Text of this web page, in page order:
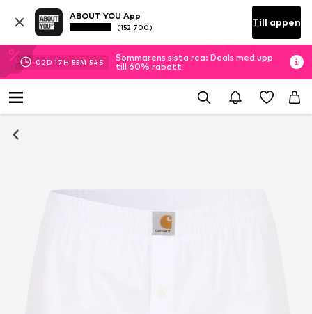
ABOUT YOU App
(152 700) Till appen
02D 17H 55M 53 S
Sommarens sista rea: Deals med upp
till 60% rabatt